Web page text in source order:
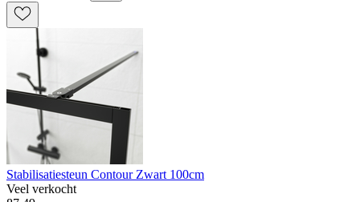
Stabilisatiesteun Contour Zwart 100cm
Veel verkocht